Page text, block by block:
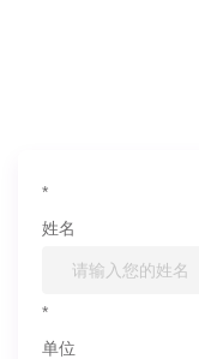
*
姓名
*
单位